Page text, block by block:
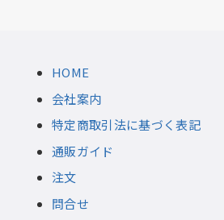
HOME
会社案内
特定商取引法に基づく表記
通販ガイド
注文
問合せ